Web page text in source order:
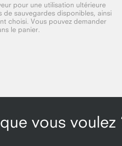
pour une utilisation ultérieure
de sauvegardes disponibles, ainsi
choisi. Vous pouvez demander
le panier.
vous